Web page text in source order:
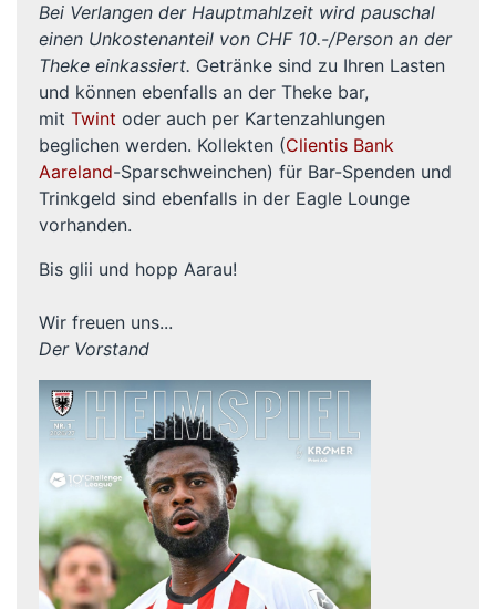
Bei Verlangen der Hauptmahlzeit wird pauschal
einen Unkostenanteil von CHF 10.-/Person an der
Theke einkassiert. Getränke sind zu Ihren Lasten
und können ebenfalls an der Theke bar,
mit Twint oder auch per Kartenzahlungen
beglichen werden. Kollekten (Clientis Bank
Aareland-Sparschweinchen) für Bar-Spenden und
Trinkgeld sind ebenfalls in der Eagle Lounge
vorhanden.
Bis glii und hopp Aarau!
Wir freuen uns...
Der Vorstand